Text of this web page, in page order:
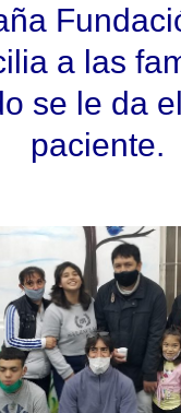
a las
se le da
paciente.